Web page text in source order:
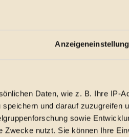
Daten, wie z. B. Ihre IP-
und darauf zuzugreifen
sowie
nutzt. Sie können Ihre